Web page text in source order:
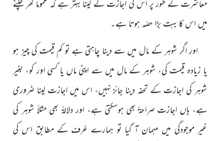
معاشرت کے طور پر اس کى اجازت لے لىنا بہتر ہے کہ عُموماً گھر چلنے
مىں اس کا بہت بڑا حصّہ ہوتا ہے۔
اور اگر شوہر کے مال مىں سے دىنا چاہتى ہے تو کم قىمت کى چىز ہو
ىا زىادہ قىمت کى، شوہر کے مال مىں سے اپنى ماں ىا کسى اور کو، بغىر
شوہر کى اجازت کے تحفہ دىنا جائز نہىں، اس مىں اجازت لىنا ضَرورى
ہے، ہاں اجازت صراحۃً بھى ہوسکتى ہے، اور دلالۃً بھى مثلاً شوہر کى
غىر موجودگى مىں مہمان آ گىا تو ہمارے عُرف کے مطابق اس کى